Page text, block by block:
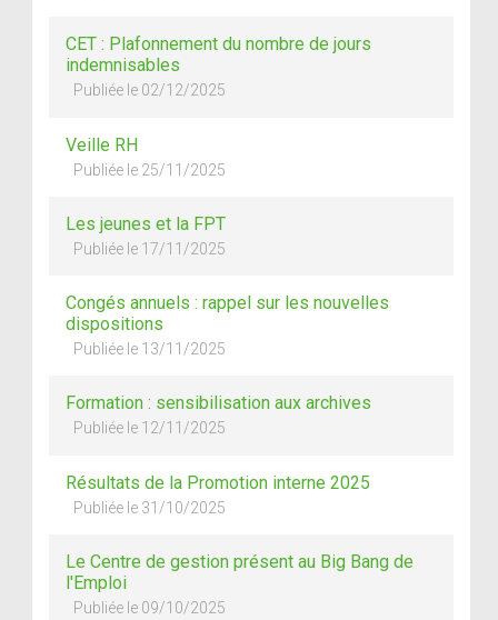
CET : Plafonnement du nombre de jours
indemnisables
Publiée le 02/12/2025
Veille RH
Publiée le 25/11/2025
Les jeunes et la FPT
Publiée le 17/11/2025
Congés annuels : rappel sur les nouvelles
dispositions
Publiée le 13/11/2025
Formation : sensibilisation aux archives
Publiée le 12/11/2025
Résultats de la Promotion interne 2025
Publiée le 31/10/2025
Le Centre de gestion présent au Big Bang de
l'Emploi
Publiée le 09/10/2025